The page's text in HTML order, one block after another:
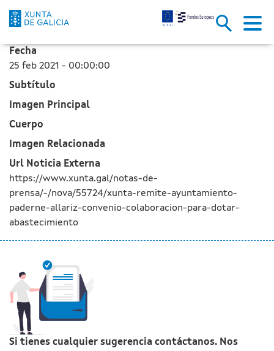
La Xunta le remite al
Saltar al contenido principal
Fecha
25 feb 2021 - 00:00:00
Subtítulo
Imagen Principal
Cuerpo
Imagen Relacionada
Url Noticia Externa
https://www.xunta.gal/notas-de-
prensa/-/nova/55724/xunta-remite-ayuntamiento-
paderne-allariz-convenio-colaboracion-para-dotar-
abastecimiento
Si tienes cualquier sugerencia contáctanos. Nos